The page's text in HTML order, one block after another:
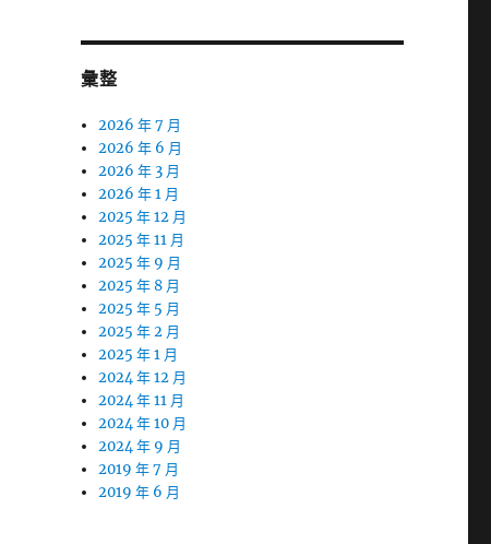
彙整
2026 年 7 月
2026 年 6 月
2026 年 3 月
2026 年 1 月
2025 年 12 月
2025 年 11 月
2025 年 9 月
2025 年 8 月
2025 年 5 月
2025 年 2 月
2025 年 1 月
2024 年 12 月
2024 年 11 月
2024 年 10 月
2024 年 9 月
2019 年 7 月
2019 年 6 月